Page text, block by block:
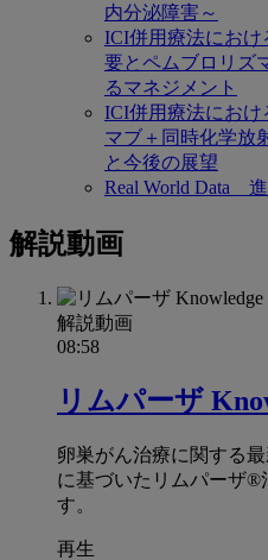
内分泌障害～
ICI併用療法にお
要とペムブロリズ
るマネジメント
ICI併用療法にお
マブ＋同時化学放
と今後の展望
Real World Data
解説動画
解説動画
08:58
リムパーザ
卵巣がん治療に関する
に基づいたリムパーザ®
す。
再生